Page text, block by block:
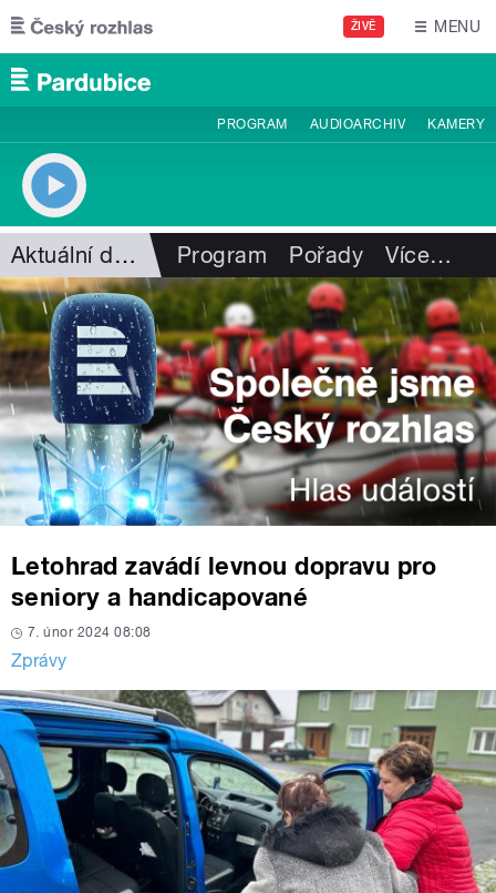
Přejít k hlavnímu obsahu
ŽIVĚ MENU
PROGRAM AUDIOARCHIV KAMERY
Aktuální dění Program Pořady Více…
Letohrad zavádí levnou dopravu pro
seniory a handicapované
7. únor 2024 08:08
Zprávy